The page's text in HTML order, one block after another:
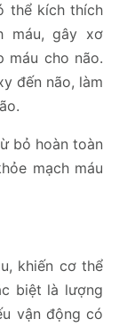
thể kích thích
máu, gây xơ
máu cho não.
đến não, làm
bỏ hoàn toàn
mạch máu
khiến cơ thể
biệt là lượng
vận động có